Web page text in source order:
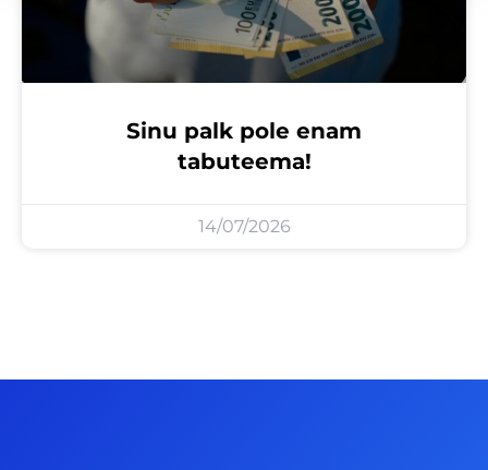
Sinu palk pole enam
tabuteema!
14/07/2026